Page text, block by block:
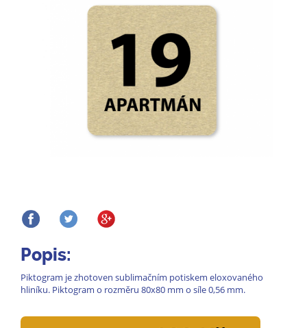
Popis:
Piktogram je zhotoven sublimačním potiskem eloxovaného
hliníku. Piktogram o rozměru 80x80 mm o síle 0,56 mm.